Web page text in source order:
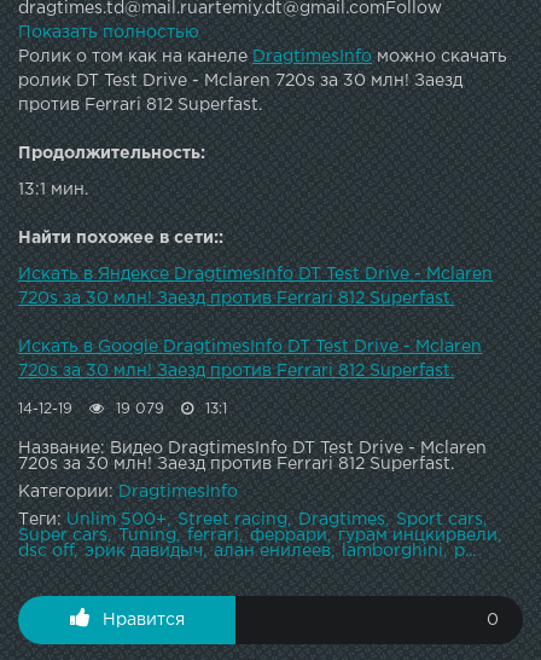
dragtimes.td@mail.ruartemiy.dt@gmail.comFollow
us:Facebook Twitter: Instagram: VK: Web-site: Subscribe:
DT Test Drive - Ferrari GTC4Lusso ТРАНСФОРМАТОРА
против Mercedes E63S AMG и Porsche Panamera Turbo DT
Test Drive — Lamborghini Urus. Новый король SUV? DT
Test Drive - Aston Martin DB11 vs 2018 Mercedes-Benz S63
AMG Coupe. DT Test Drive - BMW M5 F90. Возвращение
легенды? DT Test Drive — 700 HP VW Golf R HGP vs
Lamborghini Huracan DT Test Drive — 1000 HP Nissan Juke
R DT Test Drive — Mercedes S63 AMG Coupe & Mercedes
G63 AMG Brabus DT Test Drive — 650 HP Porsche 911 Turbo
(991) DT Test Drive — 750 HP Chevrolet Corvette ZR1
Показать полностью
Ролик о том как на канеле DragtimesInfo можно скачать
ролик DT Test Drive - Mclaren 720s за 30 млн! Заезд
против Ferrari 812 Superfast.
Продолжительность:
13:1 мин.
Найти похожее в сети::
Искать в Яндексе DragtimesInfo DT Test Drive - Mclaren
720s за 30 млн! Заезд против Ferrari 812 Superfast.
Искать в Google DragtimesInfo DT Test Drive - Mclaren
720s за 30 млн! Заезд против Ferrari 812 Superfast.
14-12-19 19 079 13:1
Название: Видео DragtimesInfo DT Test Drive - Mclaren
720s за 30 млн! Заезд против Ferrari 812 Superfast.
Категории: DragtimesInfo
Теги:Unlim 500+ Street racing Dragtimes
Sport cars
Super cars
Tuning ferrari феррари
гурам инцкирвели
dsc off
эрик давидыч алан енилеев lamborghini p...
Нравится 0